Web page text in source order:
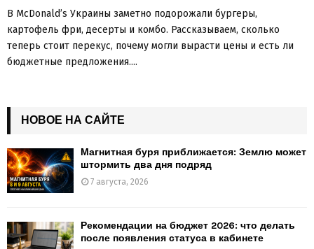
В McDonald’s Украины заметно подорожали бургеры,
картофель фри, десерты и комбо. Рассказываем, сколько
теперь стоит перекус, почему могли вырасти цены и есть ли
бюджетные предложения....
НОВОЕ НА САЙТЕ
Магнитная буря приближается: Землю может
штормить два дня подряд
7 августа, 2026
Рекомендации на бюджет 2026: что делать
после появления статуса в кабинете